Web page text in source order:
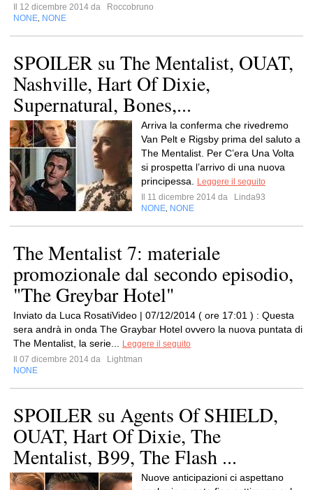
Il 12 dicembre 2014 da
Roccobruno
NONE NONE
SPOILER su The Mentalist, OUAT,
Nashville, Hart Of Dixie,
Supernatural, Bones,...
Arriva la conferma che rivedremo
Van Pelt e Rigsby prima del saluto a
The Mentalist. Per C’era Una Volta
si prospetta l’arrivo di una nuova
principessa.
Leggere il seguito
Il 11 dicembre 2014 da
Linda93
NONE NONE
The Mentalist 7: materiale
promozionale dal secondo episodio,
"The Greybar Hotel"
Inviato da Luca RosatiVideo | 07/12/2014 ( ore 17:01 ) : Questa
sera andrà in onda The Graybar Hotel ovvero la nuova puntata di
The Mentalist, la serie...
Leggere il seguito
Il 07 dicembre 2014 da
Lightman
NONE
SPOILER su Agents Of SHIELD,
OUAT, Hart Of Dixie, The
Mentalist, B99, The Flash ...
Nuove anticipazioni ci aspettano